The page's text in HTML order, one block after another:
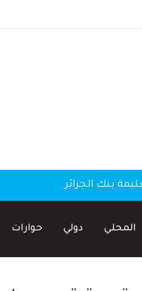
بنك الجزائر
المحلي دولي حوارات